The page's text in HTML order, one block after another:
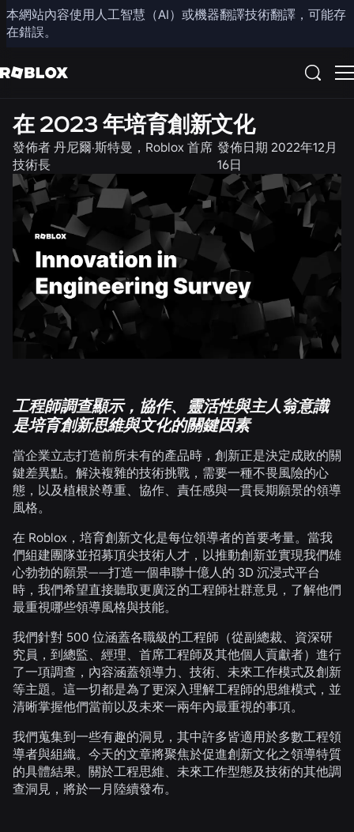
本網站內容使用人工智慧（AI）或機器翻譯技術翻譯，可能存
在錯誤。
分享
工程
在 2023 年培育創新文化
發佈者 丹尼爾·斯特曼，Roblox 首席
技術長
發佈日期 2022年12月
16日
工程師調查顯示，協作、靈活性與主人翁意識
是培育創新思維與文化的關鍵因素
當企業立志打造前所未有的產品時，創新正是決定成敗的關
鍵差異點。解決複雜的技術挑戰，需要一種不畏風險的心
態，以及植根於尊重、協作、責任感與一貫長期願景的領導
風格。
在 Roblox，培育創新文化是每位領導者的首要考量。當我
們組建團隊並招募頂尖技術人才，以推動創新並實現我們雄
心勃勃的願景——打造一個串聯十億人的 3D 沉浸式平台
時，我們希望直接聽取更廣泛的工程師社群意見，了解他們
最重視哪些領導風格與技能。
我們針對 500 位涵蓋各職級的工程師（從副總裁、資深研
究員，到總監、經理、首席工程師及其他個人貢獻者）進行
了一項調查，內容涵蓋領導力、技術、未來工作模式及創新
等主題。這一切都是為了更深入理解工程師的思維模式，並
清晰掌握他們當前以及未來一兩年內最重視的事項。
我們蒐集到一些有趣的洞見，其中許多皆適用於多數工程領
導者與組織。今天的文章將聚焦於促進創新文化之領導特質
的具體結果。關於工程思維、未來工作型態及技術的其他調
查洞見，將於一月陸續發布。